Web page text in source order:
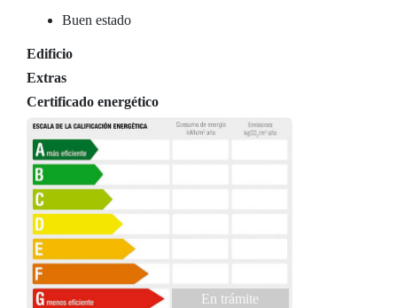
Buen estado
Edificio
Extras
Certificado energético
En trámite